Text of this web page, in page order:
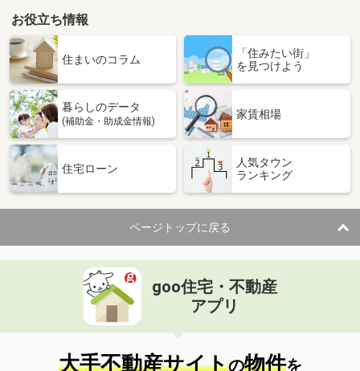
お役立ち情報
住まいのコラム
「住みたい街」
を見つけよう
暮らしのデータ
(補助金・助成金情報)
家賃相場
住宅ローン
人気タウン
ランキング
ページトップに戻る
goo住宅・不動産
アプリ
大手不動産サイトの物件を